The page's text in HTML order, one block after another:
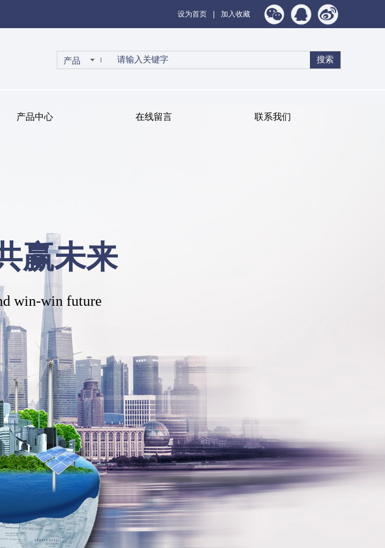
设为首页 加入收藏
产品 搜索
产品中心 在线留言 联系我们
赢未来
win-win future